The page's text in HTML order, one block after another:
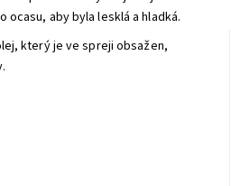
ocasu, aby byla lesklá a hladká.
který je ve spreji obsažen,